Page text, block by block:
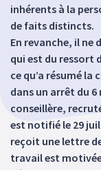
inhérents à la
de faits distincts.
En revanche, il
qui est du ressort
ce qu’a résumé la
dans un arrêt du 6
conseillère,
est notifié le 29
reçoit une lettre
travail est